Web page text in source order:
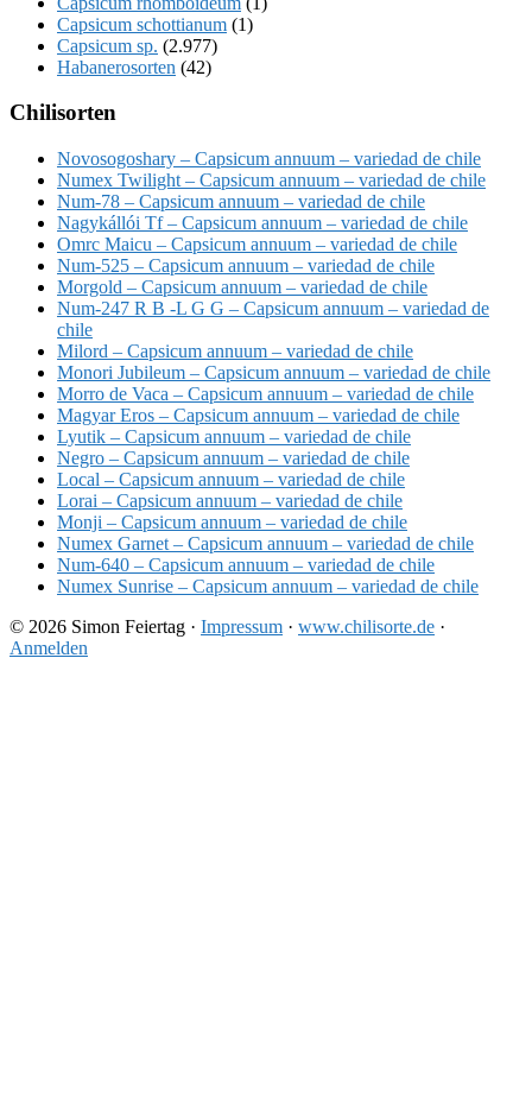
Capsicum schottianum (1)
Capsicum sp. (2.977)
Habanerosorten (42)
Chilisorten
Novosogoshary – Capsicum annuum – variedad de chile
Numex Twilight – Capsicum annuum – variedad de chile
Num-78 – Capsicum annuum – variedad de chile
Nagykállói Tf – Capsicum annuum – variedad de chile
Omrc Maicu – Capsicum annuum – variedad de chile
Num-525 – Capsicum annuum – variedad de chile
Morgold – Capsicum annuum – variedad de chile
Num-247 R B -L G G – Capsicum annuum – variedad de
chile
Milord – Capsicum annuum – variedad de chile
Monori Jubileum – Capsicum annuum – variedad de chile
Morro de Vaca – Capsicum annuum – variedad de chile
Magyar Eros – Capsicum annuum – variedad de chile
Lyutik – Capsicum annuum – variedad de chile
Negro – Capsicum annuum – variedad de chile
Local – Capsicum annuum – variedad de chile
Lorai – Capsicum annuum – variedad de chile
Monji – Capsicum annuum – variedad de chile
Numex Garnet – Capsicum annuum – variedad de chile
Num-640 – Capsicum annuum – variedad de chile
Numex Sunrise – Capsicum annuum – variedad de chile
© 2026 Simon Feiertag · Impressum · www.chilisorte.de ·
Anmelden